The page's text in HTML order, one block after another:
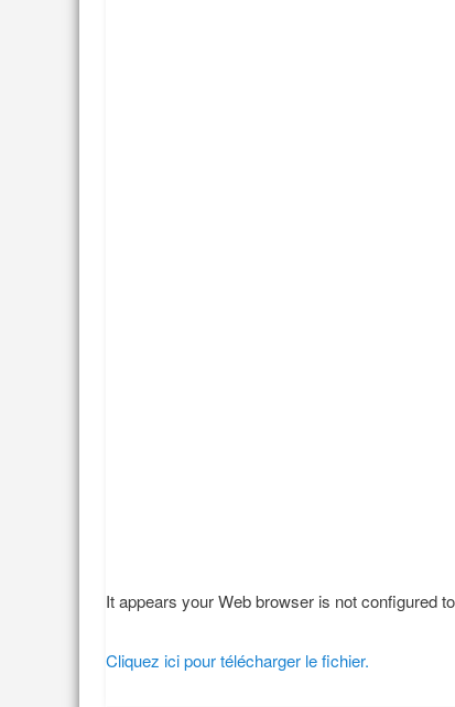
It appears your Web browser is not configured
Cliquez ici pour télécharger le fichier.